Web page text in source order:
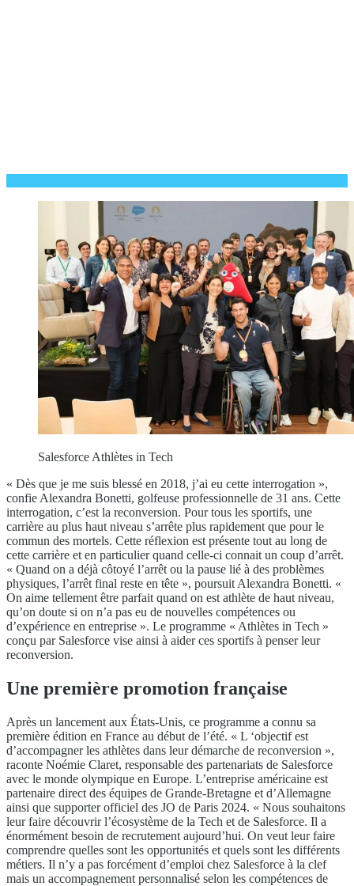
Salesforce Athlètes in Tech
« Dès que je me suis blessé en 2018, j’ai eu cette interrogation »,
confie Alexandra Bonetti, golfeuse professionnelle de 31 ans. Cette
interrogation, c’est la reconversion. Pour tous les sportifs, une
carrière au plus haut niveau s’arrête plus rapidement que pour le
commun des mortels. Cette réflexion est présente tout au long de
cette carrière et en particulier quand celle-ci connait un coup d’arrêt.
« Quand on a déjà côtoyé l’arrêt ou la pause lié à des problèmes
physiques, l’arrêt final reste en tête », poursuit Alexandra Bonetti. «
On aime tellement être parfait quand on est athlète de haut niveau,
qu’on doute si on n’a pas eu de nouvelles compétences ou
d’expérience en entreprise ». Le programme « Athlètes in Tech »
conçu par Salesforce vise ainsi à aider ces sportifs à penser leur
reconversion.
Une première promotion française
Après un lancement aux États-Unis, ce programme a connu sa
première édition en France au début de l’été. « L ‘objectif est
d’accompagner les athlètes dans leur démarche de reconversion »,
raconte Noémie Claret, responsable des partenariats de Salesforce
avec le monde olympique en Europe. L’entreprise américaine est
partenaire direct des équipes de Grande-Bretagne et d’Allemagne
ainsi que supporter officiel des JO de Paris 2024. « Nous souhaitons
leur faire découvrir l’écosystème de la Tech et de Salesforce. Il a
énormément besoin de recrutement aujourd’hui. On veut leur faire
comprendre quelles sont les opportunités et quels sont les différents
métiers. Il n’y a pas forcément d’emploi chez Salesforce à la clef
mais un accompagnement personnalisé selon les compétences de